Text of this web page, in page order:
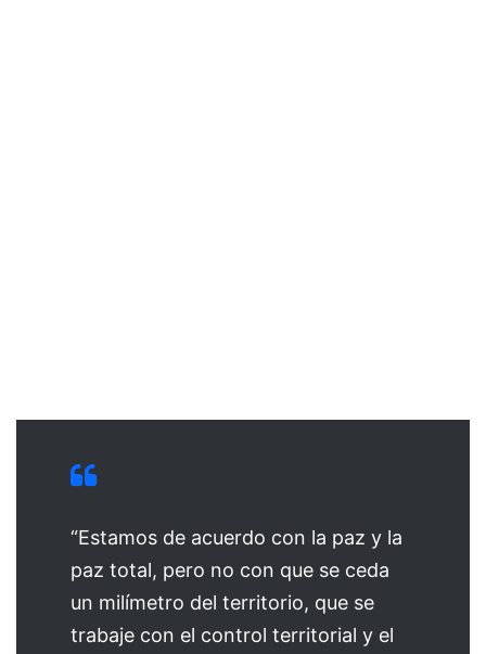
“Estamos de acuerdo con la paz y la
paz total, pero no con que se ceda
un milímetro del territorio, que se
trabaje con el control territorial y el